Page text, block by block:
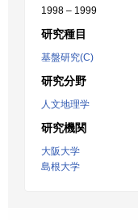
1998 – 1999
研究種目
基盤研究(C)
研究分野
人文地理学
研究機関
大阪大学
島根大学